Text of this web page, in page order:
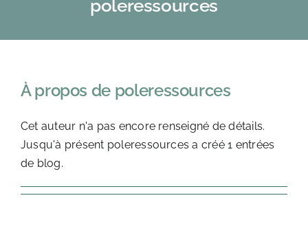
poleressources
À propos de poleressources
Cet auteur n'a pas encore renseigné de détails.
Jusqu'à présent poleressources a créé 1 entrées
de blog.